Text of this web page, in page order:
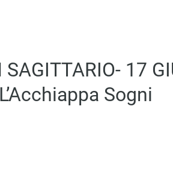
17
L’Acchiappa Sogni